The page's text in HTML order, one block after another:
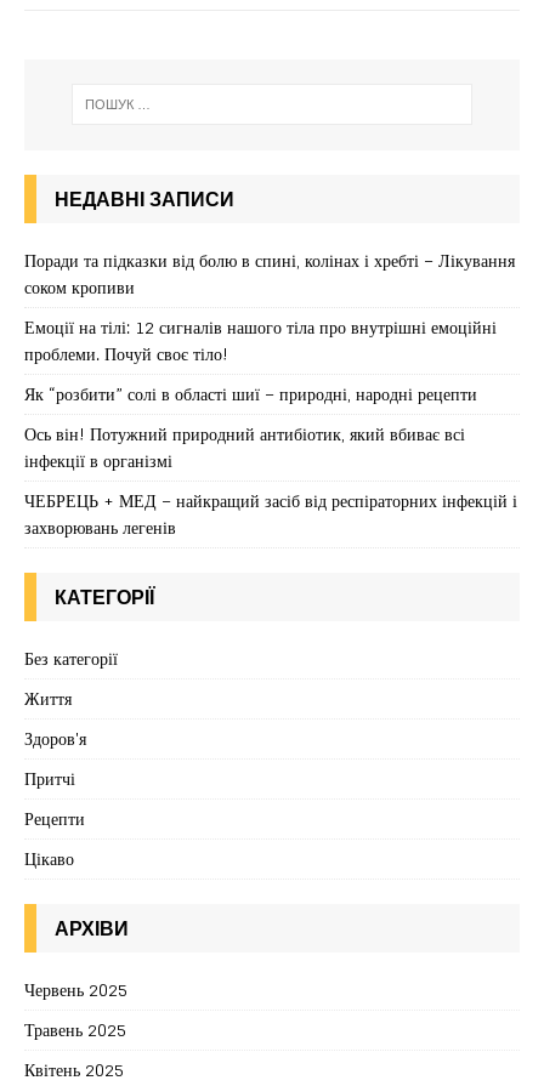
НЕДАВНІ ЗАПИСИ
Поради та підказки від болю в спині, колінах і хребті – Лікування
соком кропиви
Емоції на тілі: 12 сигналів нашого тіла про внутрішні емоційні
проблеми. Почуй своє тіло!
Як “розбити” солі в області шиї – природні, народні рецепти
Ось він! Потужний природний антибіотик, який вбиває всі
інфекції в організмі
ЧЕБРЕЦЬ + МЕД – найкращий засіб від респіраторних інфекцій і
захворювань легенів
КАТЕГОРІЇ
Без категорії
Життя
Здоров'я
Притчі
Рецепти
Цікаво
АРХІВИ
Червень 2025
Травень 2025
Квітень 2025